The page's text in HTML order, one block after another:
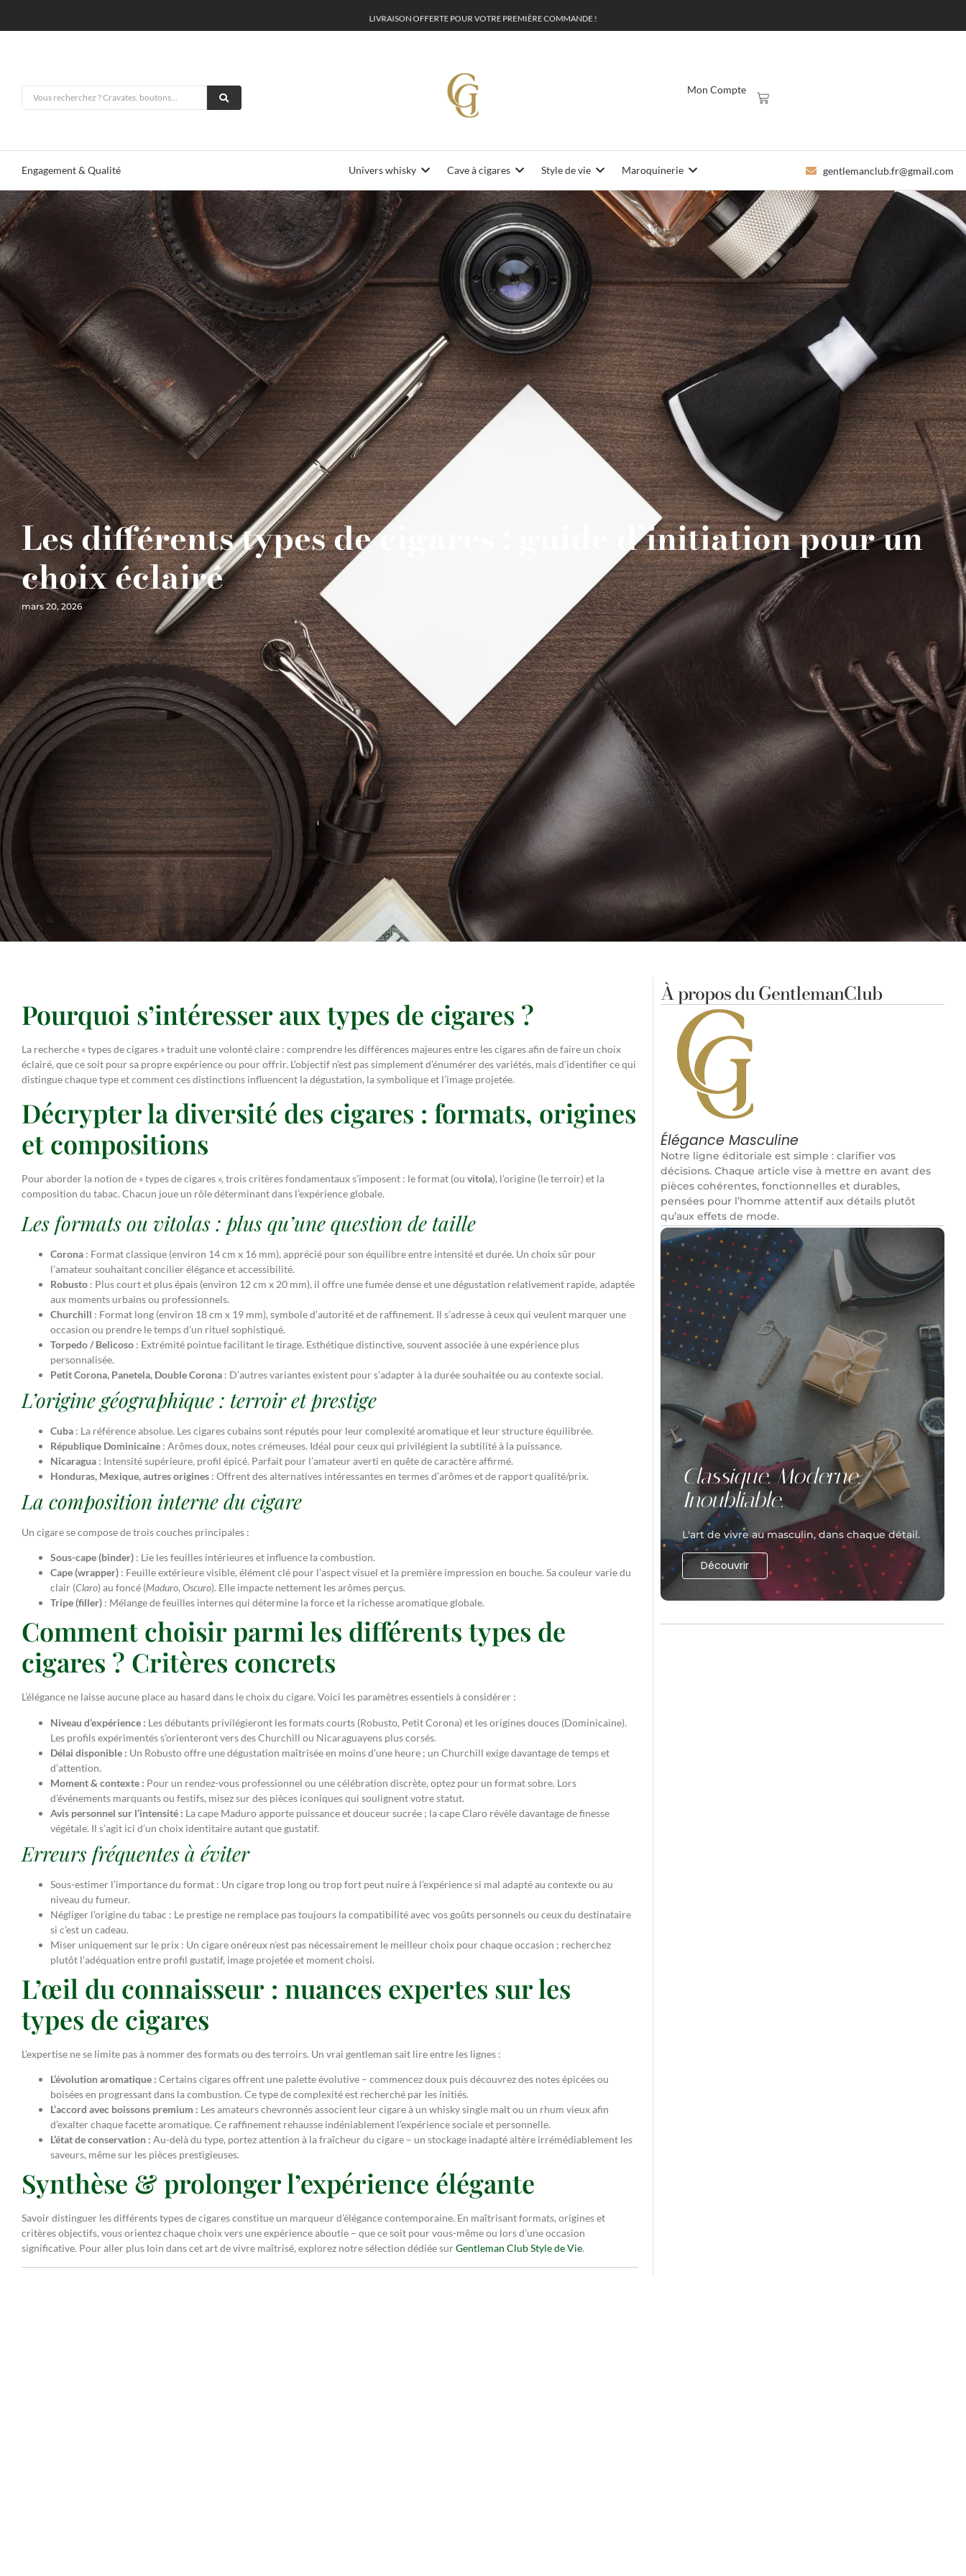
VRAISONOFFERTEPOUR VOTRE PREMIÈRECOMMANDE
Mon Compte
Engagement & Qualité Univers whisky Cave à cigares Style de vie Maroquinerie gentlemanclub.fr@gmail.com
Les différents types de cigares : guide d’initiation pour un
choix éclairé
mars 20, 2026
Pourquoi s’intéresser aux types de cigares ?
La recherche « types de cigares » traduit une volonté claire : comprendre les différences majeures entre les cigares afin de faire un choix
éclairé, que ce soit pour sa propre expérience ou pour offrir. L’objectif n’est pas simplement d’énumérer des variétés, mais d’identifier ce qui
distingue chaque type et comment ces distinctions influencent la dégustation, la symbolique et l’image projetée.
Décrypter la diversité des cigares : formats, origines
et compositions
Pour aborder la notion de « types de cigares », trois critères fondamentaux s’imposent : le format (ou vitola), l’origine (le terroir) et la
composition du tabac. Chacun joue un rôle déterminant dans l’expérience globale.
Les formats ou vitolas : plus qu’une question de taille
Corona : Format classique (environ 14 cm x 16 mm), apprécié pour son équilibre entre intensité et durée. Un choix sûr pour
l’amateur souhaitant concilier élégance et accessibilité.
Robusto : Plus court et plus épais (environ 12 cm x 20 mm), il offre une fumée dense et une dégustation relativement rapide, adaptée
aux moments urbains ou professionnels.
Churchill : Format long (environ 18 cm x 19 mm), symbole d’autorité et de raffinement. Il s’adresse à ceux qui veulent marquer une
occasion ou prendre le temps d’un rituel sophistiqué.
Torpedo / Belicoso : Extrémité pointue facilitant le tirage. Esthétique distinctive, souvent associée à une expérience plus
personnalisée.
Petit Corona, Panetela, Double Corona : D’autres variantes existent pour s’adapter à la durée souhaitée ou au contexte social.
L’origine géographique : terroir et prestige
Cuba : La référence absolue. Les cigares cubains sont réputés pour leur complexité aromatique et leur structure équilibrée.
République Dominicaine : Arômes doux, notes crémeuses. Idéal pour ceux qui privilégient la subtilité à la puissance.
Nicaragua : Intensité supérieure, profil épicé. Parfait pour l’amateur averti en quête de caractère affirmé.
Honduras, Mexique, autres origines : Offrent des alternatives intéressantes en termes d’arômes et de rapport qualité/prix.
La composition interne du cigare
Un cigare se compose de trois couches principales :
Sous-cape (binder) : Lie les feuilles intérieures et influence la combustion.
Cape (wrapper) : Feuille extérieure visible, élément clé pour l’aspect visuel et la première impression en bouche. Sa couleur varie du
clair (Claro) au foncé (Maduro, Oscuro). Elle impacte nettement les arômes perçus.
Tripe (filler) : Mélange de feuilles internes qui détermine la force et la richesse aromatique globale.
Comment choisir parmi les différents types de
cigares ? Critères concrets
L’élégance ne laisse aucune place au hasard dans le choix du cigare. Voici les paramètres essentiels à considérer :
Niveau d’expérience : Les débutants privilégieront les formats courts (Robusto, Petit Corona) et les origines douces (Dominicaine).
Les profils expérimentés s’orienteront vers des Churchill ou Nicaraguayens plus corsés.
Délai disponible : Un Robusto offre une dégustation maîtrisée en moins d’une heure ; un Churchill exige davantage de temps et
d’attention.
Moment & contexte : Pour un rendez-vous professionnel ou une célébration discrète, optez pour un format sobre. Lors
d’événements marquants ou festifs, misez sur des pièces iconiques qui soulignent votre statut.
Avis personnel sur l’intensité : La cape Maduro apporte puissance et douceur sucrée ; la cape Claro révèle davantage de finesse
végétale. Il s’agit ici d’un choix identitaire autant que gustatif.
Erreurs fréquentes à éviter
Sous-estimer l’importance du format : Un cigare trop long ou trop fort peut nuire à l’expérience si mal adapté au contexte ou au
niveau du fumeur.
Négliger l’origine du tabac : Le prestige ne remplace pas toujours la compatibilité avec vos goûts personnels ou ceux du destinataire
si c’est un cadeau.
Miser uniquement sur le prix : Un cigare onéreux n’est pas nécessairement le meilleur choix pour chaque occasion ; recherchez
plutôt l’adéquation entre profil gustatif, image projetée et moment choisi.
L’œil du connaisseur : nuances expertes sur les
types de cigares
L’expertise ne se limite pas à nommer des formats ou des terroirs. Un vrai gentleman sait lire entre les lignes :
L’évolution aromatique : Certains cigares offrent une palette évolutive – commencez doux puis découvrez des notes épicées ou
boisées en progressant dans la combustion. Ce type de complexité est recherché par les initiés.
L’accord avec boissons premium : Les amateurs chevronnés associent leur cigare à un whisky single malt ou un rhum vieux afin
d’exalter chaque facette aromatique. Ce raffinement rehausse indéniablement l’expérience sociale et personnelle.
L’état de conservation : Au-delà du type, portez attention à la fraîcheur du cigare – un stockage inadapté altère irrémédiablement les
saveurs, même sur les pièces prestigieuses.
Synthèse & prolonger l’expérience élégante
Savoir distinguer les différents types de cigares constitue un marqueur d’élégance contemporaine. En maîtrisant formats, origines et
critères objectifs, vous orientez chaque choix vers une expérience aboutie – que ce soit pour vous-même ou lors d’une occasion
significative. Pour aller plus loin dans cet art de vivre maîtrisé, explorez notre sélection dédiée surGentleman Club Style de Vie.
À propos du GentlemanClub
Élégance Masculine
Notre ligne éditoriale est simple : clarifier vos
décisions. Chaque article vise à mettre en avant des
pièces cohérentes, fonctionnelles et durables,
pensées pour l’homme attentif aux détails plutôt
qu’aux effets de mode.
Classique. Moderne.
Inoubliable.
L'art de vivre au masculin, dans chaque détail.
Découvrir